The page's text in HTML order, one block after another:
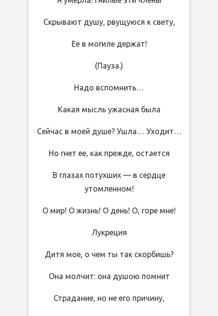
Скрывают душу, рвущуюся к свету,
Ее в могиле держат!
(Пауза.)
Надо вспомнить…
Какая мысль ужасная была
Сейчас в моей душе? Ушла… Уходит…
Но гнет ее, как прежде, остается
В глазах потухших — в сердце
утомленном!
О мир! О жизнь! О день! О, горе мне!
Лукреция
Дитя мое, о чем ты так скорбишь?
Она молчит: она душою помнит
Страдание, но не его причину,